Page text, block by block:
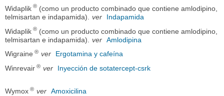
Widaplik ® (como un producto combinado que contiene amlodipino,
telmisartan e indapamida).
ver
Indapamida
Widaplik ® (como un producto combinado que contiene amlodipino,
telmisartan e indapamida).
ver Amlodipina
Wigraine ® ver
Ergotamina y cafeína
Winrevair ® ver Inyección de sotatercept-csrk
Wymox ® ver Amoxicilina